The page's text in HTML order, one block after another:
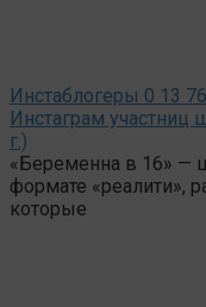
Инстаблогеры 0 13
Инстаграм участниц
г.)
«Беременна в 16» —
формате «реалити»,
которые